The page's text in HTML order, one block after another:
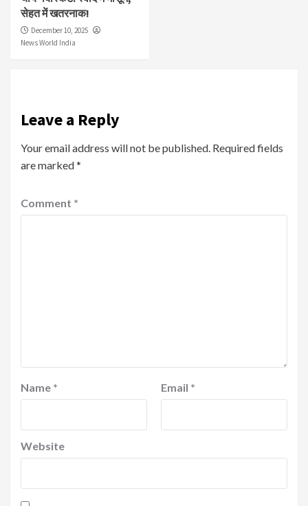
सेहत में खतरनाक!
December 10, 2025
News World India
Leave a Reply
Your email address will not be published. Required fields
are marked*
Comment *
Name * Email *
Website